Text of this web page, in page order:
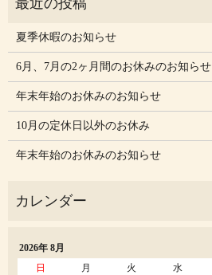
夏季休暇のお知らせ
6月、7月の2ヶ月間のお休みのお知らせ
年末年始のお休みのお知らせ
10月の定休日以外のお休み
年末年始のお休みのお知らせ
2026年 8月
日
月 火 水